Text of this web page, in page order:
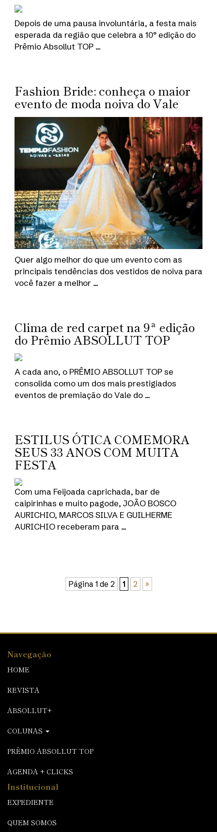
Depois de uma pausa involuntária, a festa mais
esperada da região que celebra a 10° edição do
Prêmio Absollut TOP …
Fashion Bride: conheça o maior
evento de moda noiva do Vale
Quer algo melhor do que um evento com as
principais tendências dos vestidos de noiva para
você fazer a melhor …
Clima de red carpet na 9ª edição
do Prêmio ABSOLLUT TOP
A cada ano, o PRÊMIO ABSOLLUT TOP se
consolida como um dos mais prestigiados
eventos de premiação do Vale do …
ESTILUS ÓTICA COMEMORA
SEUS 33 ANOS COM MUITA
FESTA
Com uma Feijoada caprichada, bar de
caipirinhas e muito pagode, JOÃO BOSCO
AURICHIO, MARCOS SILVA E GUILHERME
AURICHIO receberam para …
Página 1 de 2 1 2 »
Navegação
HOME
REVISTA
ABSOLLUT+
COLUNAS
PRÊMIO ABSOLLUT TOP
AGENDA + CLICKS
Institucional
EXPEDIENTE
QUEM SOMOS